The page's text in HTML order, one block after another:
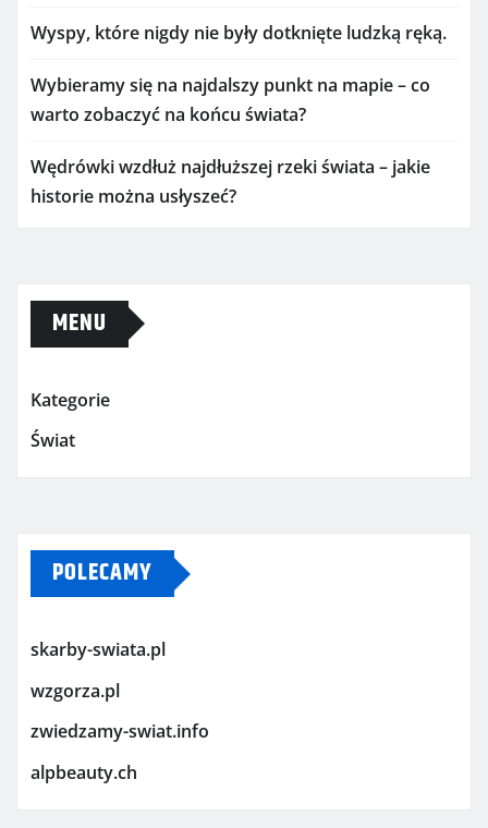
Wyspy, które nigdy nie były dotknięte ludzką ręką.
Wybieramy się na najdalszy punkt na mapie – co
warto zobaczyć na końcu świata?
Wędrówki wzdłuż najdłuższej rzeki świata – jakie
historie można usłyszeć?
MENU
Kategorie
Świat
POLECAMY
skarby-swiata.pl
wzgorza.pl
zwiedzamy-swiat.info
alpbeauty.ch